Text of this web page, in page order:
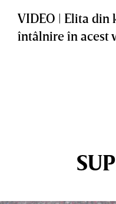
VIDEO | Elita din
întâlnire în acest